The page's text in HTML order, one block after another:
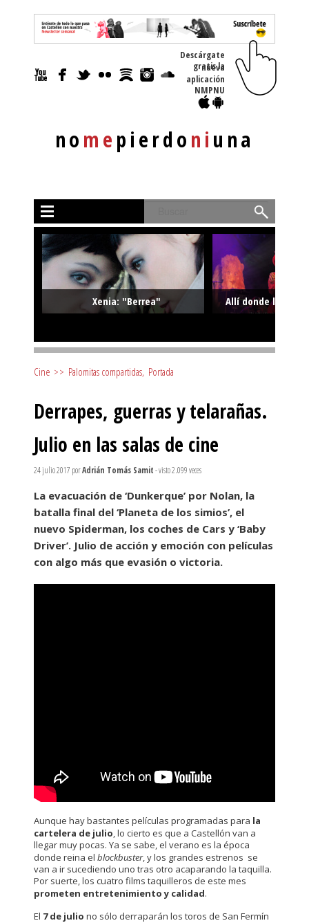
nomepierdoniuna
Descárgate
gratis la nueva
aplicación
NMPNU
Xenia: "Berrea" Allí donde la
Cine >> Palomitas compartidas, Portada
Derrapes, guerras y telarañas.
Julio en las salas de cine
24 julio 2017 porAdrián Tomás Samit- visto 2.099 veces
La evacuación de ‘Dunkerque’ por Nolan, la
batalla final del ‘Planeta de los simios’, el
nuevo Spiderman, los coches de Cars y ‘Baby
Driver’. Julio de acción y emoción con películas
con algo más que evasión o victoria.
Aunque hay bastantes películas programadas para la
cartelera de julio, lo cierto es que a Castellón van a
llegar muy pocas. Ya se sabe, el verano es la época
donde reina el blockbuster, y los grandes estrenos se
van a ir sucediendo uno tras otro acaparando la taquilla.
Por suerte, los cuatro films taquilleros de este mes
prometen entretenimiento y calidad.
El 7 de julio no sólo derraparán los toros de San Fermín